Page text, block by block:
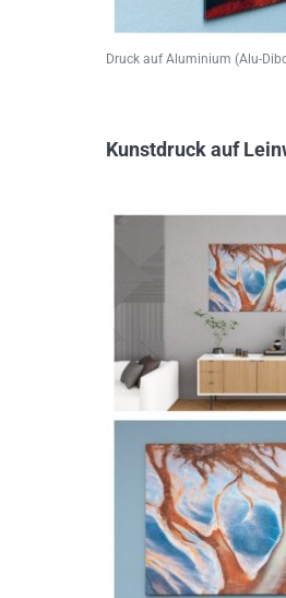
Druck auf Aluminium (Alu-
Kunstdruck auf